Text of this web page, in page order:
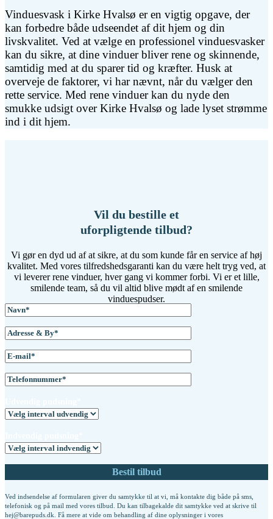
Vinduesvask i Kirke Hvalsø er en vigtig opgave, der
kan forbedre både udseendet af dit hjem og din
livskvalitet. Ved at vælge en professionel vinduesvasker
kan du sikre, at dine vinduer bliver rene og skinnende,
samtidig med at du sparer tid og kræfter. Husk at
overveje de faktorer, vi har nævnt, når du vælger den
rette service. Med rene vinduer kan du nyde den
smukke udsigt over Kirke Hvalsø og lade lyset strømme
ind i dit hjem.
Vil du bestille et
uforpligtende tilbud?
Vi gør en dyd ud af at sikre, at du som kunde får en service af høj
kvalitet. Med vores tilfredshedsgaranti kan du være helt tryg ved, at
vi leverer rene vinduer, hver gang vi kommer forbi. Vi er et lille,
smilende team, så du vil altid blive mødt af en smilende
vinduespudser.
Ved indsendelse af formularen giver du samtykke til at vi, må kontakte dig både på sms,
telefonisk og på mail med vores tilbud. Du kan tilbagekalde dit samtykke ved at skrive til
hej@barepuds.dk. Få mere at vide om behandling af dine oplysninger i vores